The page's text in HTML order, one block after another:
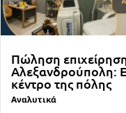
Πώληση
Αλεξανδρούπολη:
κέντρο της πόλης
Αναλυτικά